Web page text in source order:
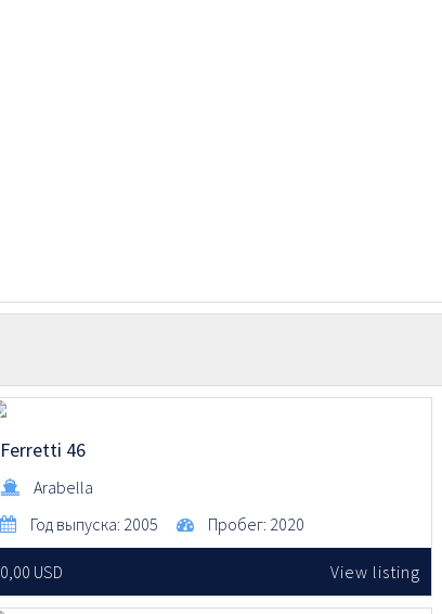
Ferretti 46
Arabella
Год выпуска: 2005 Пробег: 2020
0,00 USD View listing